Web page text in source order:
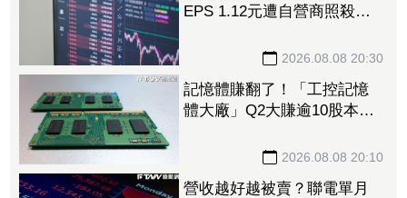
EPS 1.12元遭自營商照殺
體」營收創高也遭倒2026.08.08 20:30
記憶體賺翻了！「工控記憶
體大廠」Q2大賺逾10股本、
續旺再迎年月雙增2026.08.08 20:10
營收越好越被賣？聯電單月